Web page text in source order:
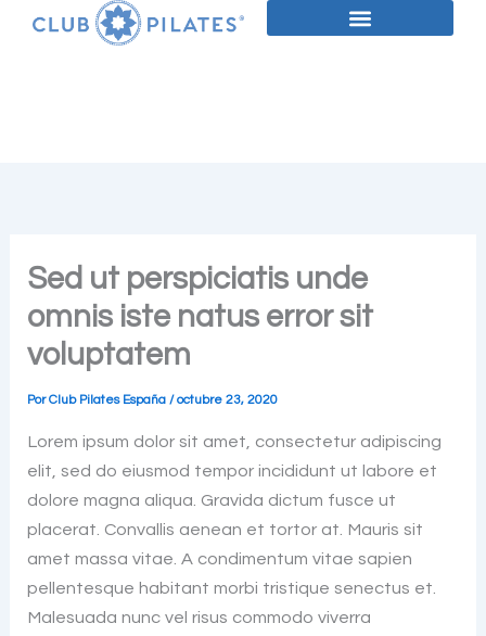
Sed ut perspiciatis unde
omnis iste natus error sit
voluptatem
PorClub Pilates España /octubre 23, 2020
Lorem ipsum dolor sit amet, consectetur adipiscing
elit, sed do eiusmod tempor incididunt ut labore et
dolore magna aliqua. Gravida dictum fusce ut
placerat. Convallis aenean et tortor at. Mauris sit
amet massa vitae. A condimentum vitae sapien
pellentesque habitant morbi tristique senectus et.
Malesuada nunc vel risus commodo viverra